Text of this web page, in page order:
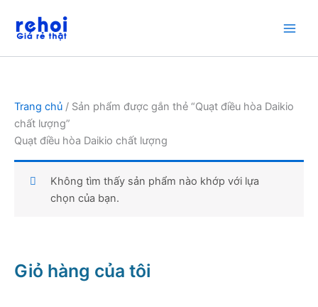
dung
Trang chủ / Sản phẩm được gắn thẻ “Quạt điều hòa Daikio
chất lượng”
Quạt điều hòa Daikio chất lượng
Không tìm thấy sản phẩm nào khớp với lựa
chọn của bạn.
Giỏ hàng của tôi